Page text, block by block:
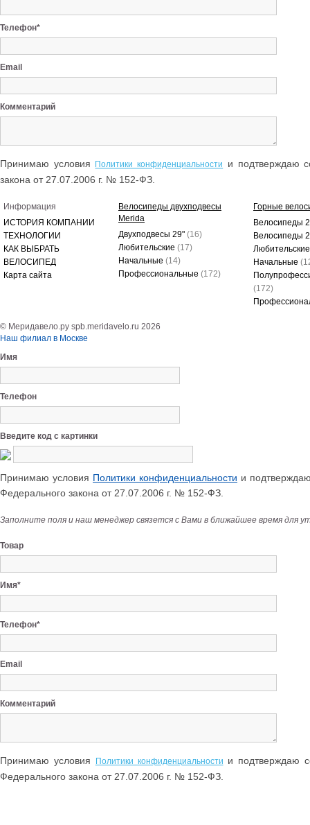
Телефон*
Email
Комментарий
Принимаю условия Политики конфиденциальности
и подтверждаю
закона от 27.07.2006 г. № 152-ФЗ.
Информация
ИСТОРИЯ КОМПАНИИ
ТЕХНОЛОГИИ
КАК ВЫБРАТЬ
ВЕЛОСИПЕД
Карта сайта
Велосипеды двухподвесы
Merida
Двухподвесы 29" (16)
Любительские (17)
Начальные (14)
Профессиональные (172)
Горные
Велосипеды
Велосипеды
Начальные
(172)
© Меридавело.ру spb.meridavelo.ru 2026
Наш филиал в Москве
Имя
Телефон
Введите код с картинки
Принимаю условия Политики конфиденциальности и
Федерального закона от 27.07.2006 г. № 152-ФЗ.
Заполните поля и наш менеджер связется с Вами в ближайшее время для
Товар
Имя*
Телефон*
Email
Комментарий
Принимаю условия Политики конфиденциальности и подтверждаю
Федерального закона от 27.07.2006 г. № 152-ФЗ.